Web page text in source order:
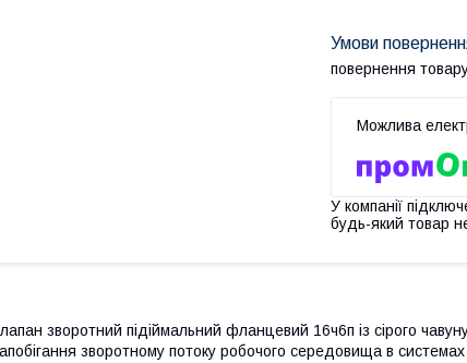
повернення
У компанії
будь-який товар
зворотний підіймальний фланцевий 16ч6п із сірого
зворотному потоку робочого середовища в